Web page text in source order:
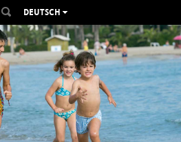
DEUTSCH
ESPAÑOL
VALENCIÀ
ENGLISH
FRANÇAIS
РУССКИЙ